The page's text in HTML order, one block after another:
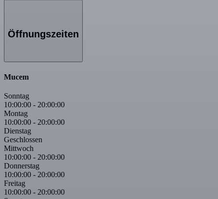
Öffnungszeiten
Mucem
Sonntag
10:00:00 - 20:00:00
Montag
10:00:00 - 20:00:00
Dienstag
Geschlossen
Mittwoch
10:00:00 - 20:00:00
Donnerstag
10:00:00 - 20:00:00
Freitag
10:00:00 - 20:00:00